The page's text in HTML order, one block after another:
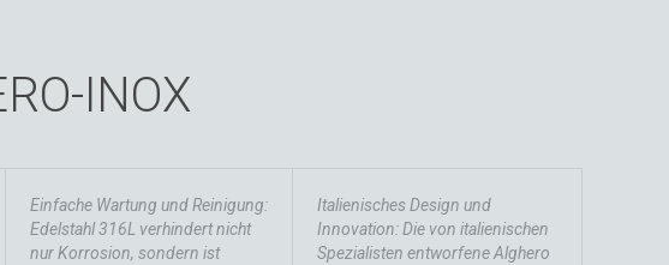
INOX
Einfache Wartung und Reinigung:
Edelstahl 316L verhindert nicht
nur Korrosion, sondern ist
Italienisches Design und
Innovation: Die von italienischen
Spezialisten entworfene Alghero